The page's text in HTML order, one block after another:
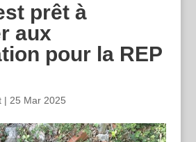
prêt à
aux
pour la REP
| 25 Mar 2025